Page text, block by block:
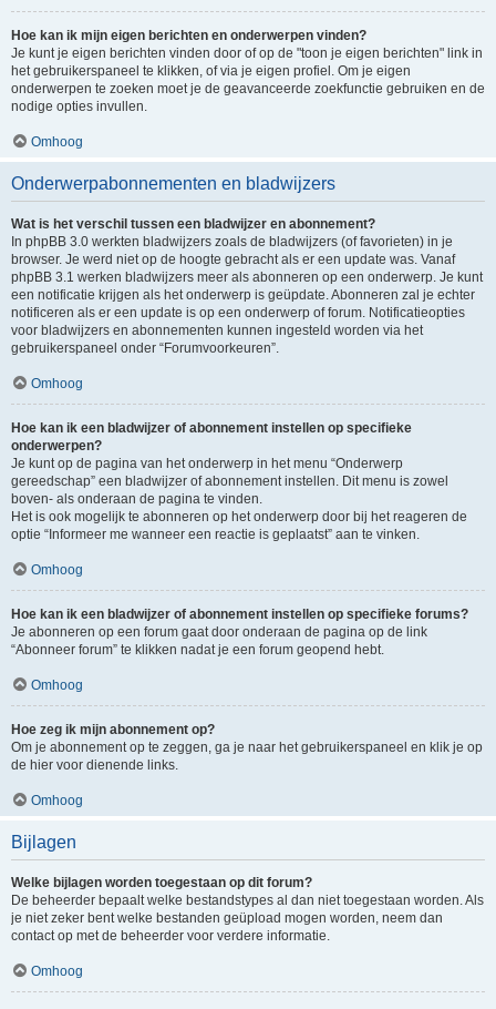
Hoe kan ik mijn eigen berichten en onderwerpen vinden?
Je kunt je eigen berichten vinden door of op de "toon je eigen berichten" link in
het gebruikerspaneel te klikken, of via je eigen profiel. Om je eigen
onderwerpen te zoeken moet je de geavanceerde zoekfunctie gebruiken en de
nodige opties invullen.
Omhoog
Onderwerpabonnementen en bladwijzers
Wat is het verschil tussen een bladwijzer en abonnement?
In phpBB 3.0 werkten bladwijzers zoals de bladwijzers (of favorieten) in je
browser. Je werd niet op de hoogte gebracht als er een update was. Vanaf
phpBB 3.1 werken bladwijzers meer als abonneren op een onderwerp. Je kunt
een notificatie krijgen als het onderwerp is geüpdate. Abonneren zal je echter
notificeren als er een update is op een onderwerp of forum. Notificatieopties
voor bladwijzers en abonnementen kunnen ingesteld worden via het
gebruikerspaneel onder “Forumvoorkeuren”.
Omhoog
Hoe kan ik een bladwijzer of abonnement instellen op specifieke
onderwerpen?
Je kunt op de pagina van het onderwerp in het menu “Onderwerp
gereedschap” een bladwijzer of abonnement instellen. Dit menu is zowel
boven- als onderaan de pagina te vinden.
Het is ook mogelijk te abonneren op het onderwerp door bij het reageren de
optie “Informeer me wanneer een reactie is geplaatst” aan te vinken.
Omhoog
Hoe kan ik een bladwijzer of abonnement instellen op specifieke forums?
Je abonneren op een forum gaat door onderaan de pagina op de link
“Abonneer forum” te klikken nadat je een forum geopend hebt.
Omhoog
Hoe zeg ik mijn abonnement op?
Om je abonnement op te zeggen, ga je naar het gebruikerspaneel en klik je op
de hier voor dienende links.
Omhoog
Bijlagen
Welke bijlagen worden toegestaan op dit forum?
De beheerder bepaalt welke bestandstypes al dan niet toegestaan worden. Als
je niet zeker bent welke bestanden geüpload mogen worden, neem dan
contact op met de beheerder voor verdere informatie.
Omhoog